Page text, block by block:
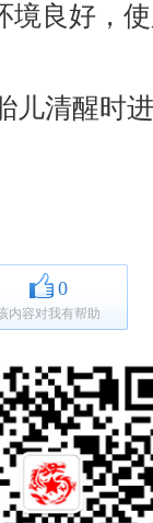
境良好，
儿清醒时
0
内容对我有帮助